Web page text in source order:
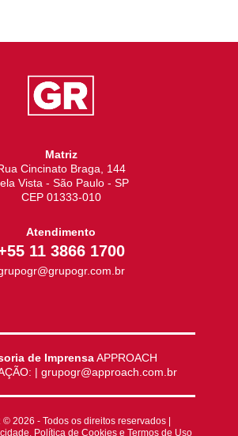
Matriz
Cincinato Braga, 144
Vista - São Paulo - SP
CEP 01333-010
Atendimento
11 3866 1700
de ImprensaAPPROACH
| grupogr@approach.com.br
© 2026 - Todos os direitos reservados |
, Política de Cookiese Termos de Uso